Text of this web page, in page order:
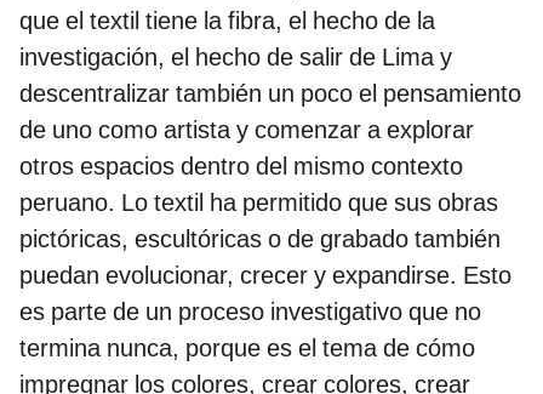
que el textil tiene la fibra, el hecho de la
investigación, el hecho de salir de Lima y
descentralizar también un poco el pensamiento
de uno como artista y comenzar a explorar
otros espacios dentro del mismo contexto
peruano. Lo textil ha permitido que sus obras
pictóricas, escultóricas o de grabado también
puedan evolucionar, crecer y expandirse. Esto
es parte de un proceso investigativo que no
termina nunca, porque es el tema de cómo
impregnar los colores, crear colores, crear